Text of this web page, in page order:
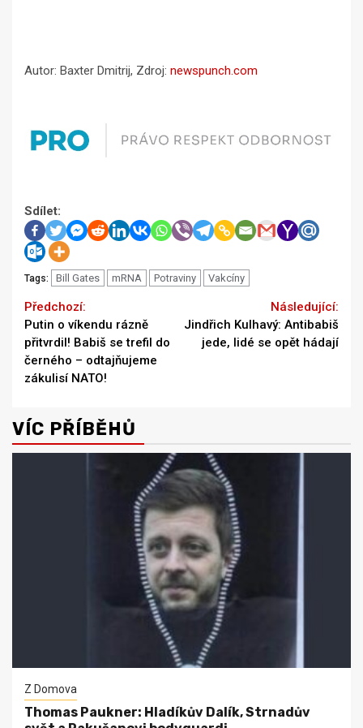
Autor: Baxter Dmitrij, Zdroj: newspunch.com
Sdílet:
Tags: Bill Gates mRNA Potraviny Vakcíny
Continue
Reading
Putin o víkendu rázně
přitvrdil! Babiš se trefil do
černého – odtajňujeme
zákulisí NATO!
Jindřich Kulhavý: Antibabiš
jede, lidé se opět hádají
VÍC PŘÍBĚHŮ
Z Domova
Thomas Paukner: Hladíkův Dalík, Strnadův